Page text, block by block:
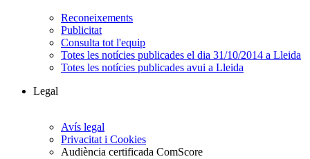
Reconeixements
Publicitat
Consulta tot l'equip
Totes les notícies publicades el dia 31/10/2014 a Lleida
Totes les notícies publicades avui a Lleida
Legal
Avís legal
Privacitat i Cookies
Audiència certificada ComScore